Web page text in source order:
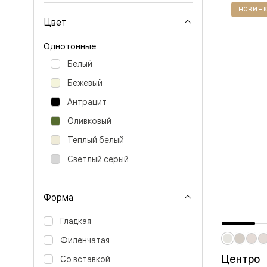
Мозаик
Тоскана
Плано
Тоскана
Грильято
Цвет
Однотонные
Белый
Бежевый
Антрацит
Оливковый
Теплый белый
Светлый серый
Форма
Гладкая
Филёнчатая
Со вставкой
Центро